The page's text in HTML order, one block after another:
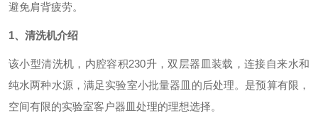
避免肩背疲劳。
1、清洗机介绍
该小型清洗机，内腔容积230升，双层器皿装载，连接自来水和
纯水两种水源，满足实验室小批量器皿的后处理。是预算有限，
空间有限的实验室客户器皿处理的理想选择。